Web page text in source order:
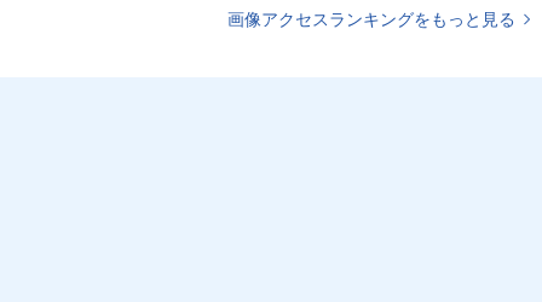
画像アクセスランキングをもっと見る